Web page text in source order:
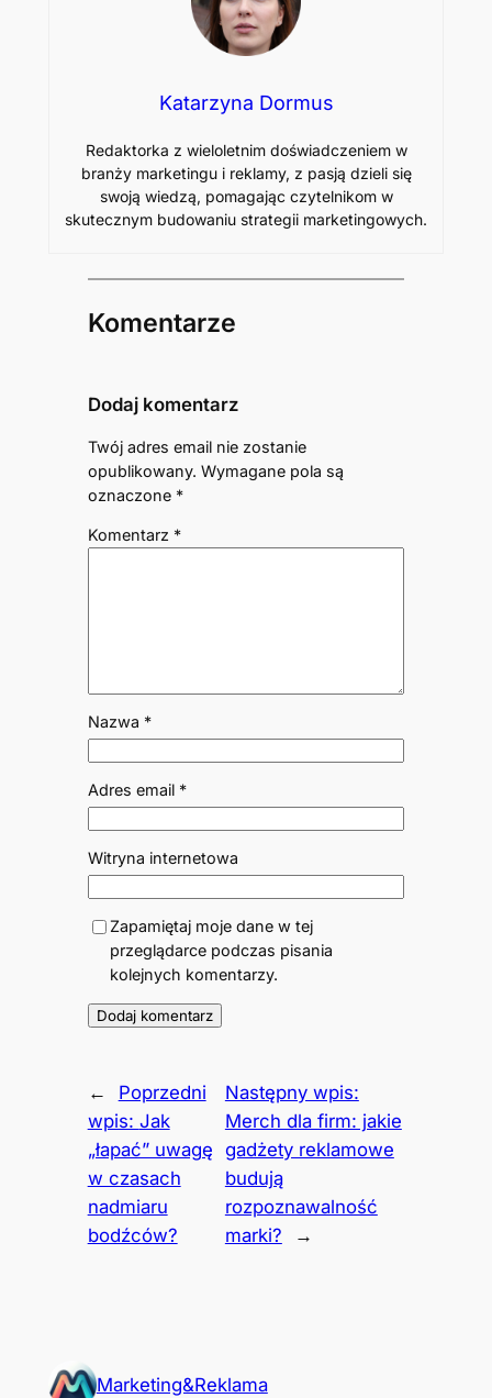
Katarzyna Dormus
Redaktorka z wieloletnim doświadczeniem w
branży marketingu i reklamy, z pasją dzieli się
swoją wiedzą, pomagając czytelnikom w
skutecznym budowaniu strategii marketingowych.
Komentarze
Dodaj komentarz
Twój adres email nie zostanie
opublikowany. Wymagane pola są
oznaczone *
Komentarz *
Nazwa *
Adres email *
Witryna internetowa
Zapamiętaj moje dane w tej
przeglądarce podczas pisania
kolejnych komentarzy.
←
Poprzedni
wpis: Jak
„łapać” uwagę
w czasach
nadmiaru
bodźców?
Następny wpis:
Merch dla firm: jakie
gadżety reklamowe
budują
rozpoznawalność
marki?
→
Marketing&Reklama